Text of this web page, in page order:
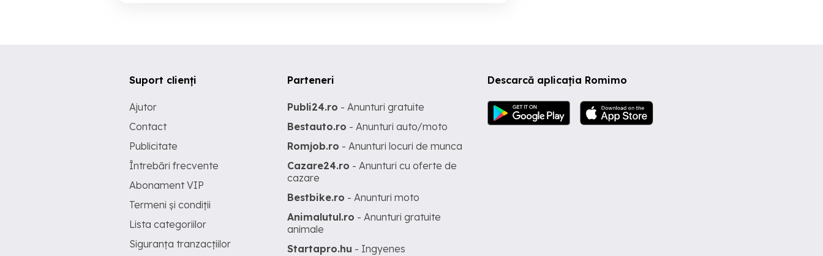
Descarcă aplicația Romimo
Suport clienți
Ajutor
Contact
Publicitate
Întrebări frecvente
Abonament VIP
Termeni și condiții
Lista categoriilor
Siguranța tranzacțiilor
Parteneri
Publi24.ro - Anunturi gratuite
Bestauto.ro - Anunturi auto/moto
Romjob.ro - Anunturi locuri de munca
Cazare24.ro - Anunturi cu oferte de
cazare
Bestbike.ro - Anunturi moto
Animalutul.ro - Anunturi gratuite
animale
Startapro.hu - Ingyenes